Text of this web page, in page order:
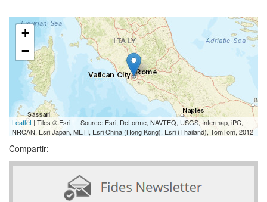
+
−
Leaflet | Tiles © Esri — Source: Esri, DeLorme, NAVTEQ, USGS, Intermap, iPC,
NRCAN, Esri Japan, METI, Esri China (Hong Kong), Esri (Thailand), TomTom, 2012
Compartir: